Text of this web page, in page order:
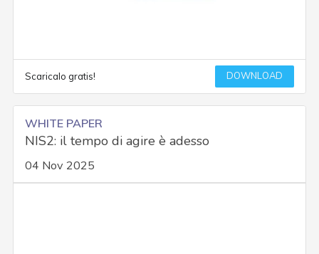
Scaricalo gratis! DOWNLOAD
WHITE PAPER
NIS2: il tempo di agire è adesso
04 Nov 2025